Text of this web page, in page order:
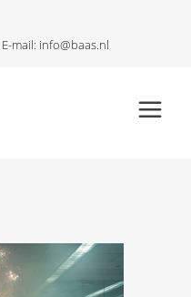
E-mail: info@baas.nl